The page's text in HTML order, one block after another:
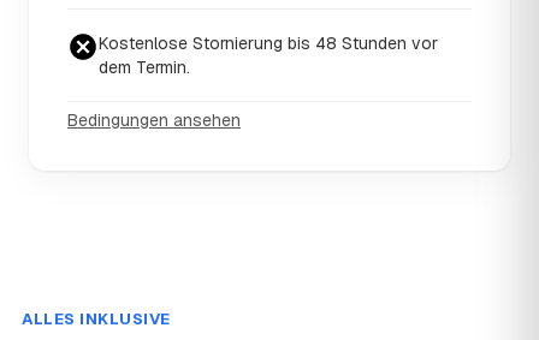
Kostenlose Stornierung bis 48 Stunden vor
dem Termin.
Bedingungen ansehen
ALLES INKLUSIVE